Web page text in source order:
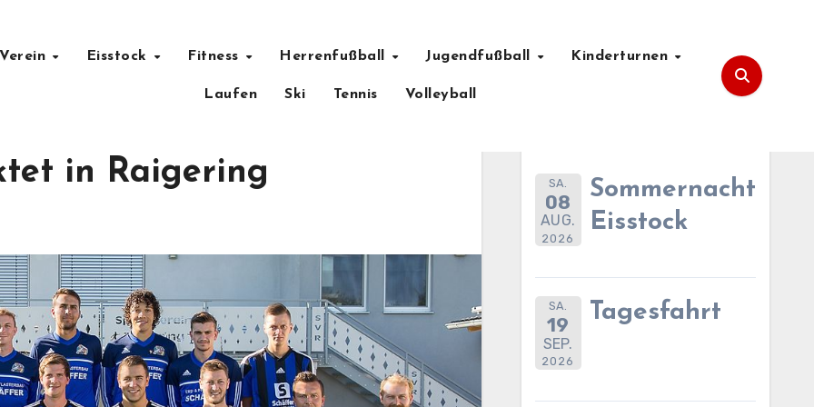
Verein Eisstock Fitness Herrenfußball Jugendfußball Kinderturnen
Laufen Ski Tennis Volleyball
in Raigering SA.
08
AUG.
2026
Sommernachtsfest
Eisstock
SA.
19
SEP.
2026
Tagesfahrt